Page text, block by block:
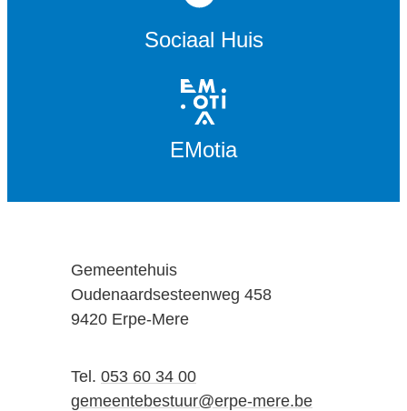
Sociaal Huis
EMotia
AdresGemeentehuis
Oudenaardsesteenweg 458
,9420 Erpe-Mere
053 60 34 00
E-mailgemeentebestuur@erpe-mere.be